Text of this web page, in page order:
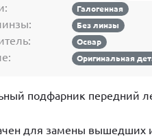
Галогенная
Без линзы
Освар
Оригинальная
подфарник передний
для замены вышедших